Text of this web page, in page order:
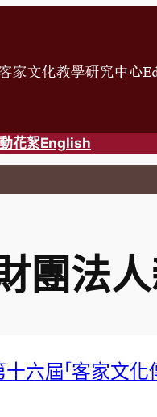
花絮English
團法
十六屆「客家文